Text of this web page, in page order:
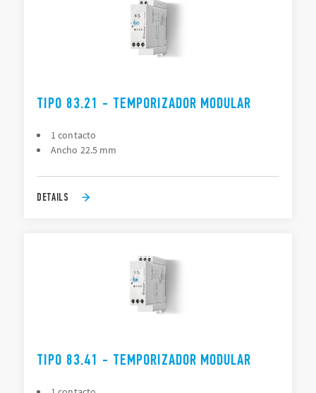
TIPO 83.21 - TEMPORIZADOR MODULAR
1 contacto
Ancho 22.5 mm
DETAILS
TIPO 83.41 - TEMPORIZADOR MODULAR